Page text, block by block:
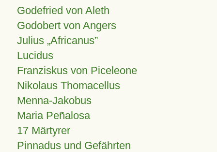
Godefried von Aleth
Godobert von Angers
Julius Africanus
Lucidus
Franziskus von Piceleone
Nikolaus Thomacellus
Menna-Jakobus
Maria Peñalosa
17 Märtyrer
Pinnadus und Gefährten